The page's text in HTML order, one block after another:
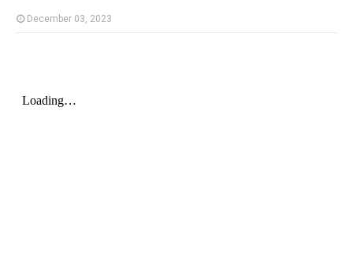
December 03, 2023